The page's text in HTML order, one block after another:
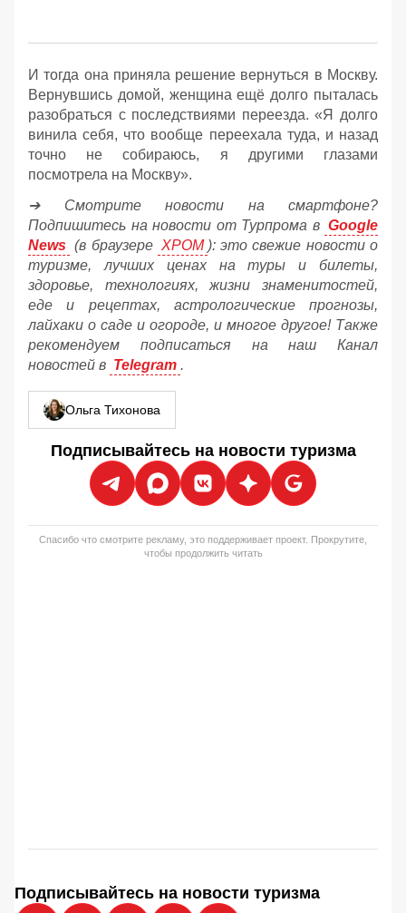
И тогда она приняла решение вернуться в Москву.
Вернувшись домой, женщина ещё долго пыталась
разобраться с последствиями переезда. «Я долго
винила себя, что вообще переехала туда, и назад
точно не собираюсь, я другими глазами
посмотрела на Москву».
➔ Смотрите новости на смартфоне?
Подпишитесь на новости от Турпрома в Google
News (в браузере ХРОМ ): это свежие новости о
туризме, лучших ценах на туры и билеты,
здоровье, технологиях, жизни знаменитостей,
еде и рецептах, астрологические прогнозы,
лайхаки о саде и огороде, и многое другое! Также
рекомендуем подписаться на наш Канал
новостей в Telegram .
Ольга Тихонова
Подписывайтесь на новости туризма
Спасибо что смотрите рекламу, это поддерживает проект. Прокрутите,
чтобы продолжить читать
Подписывайтесь на новости туризма